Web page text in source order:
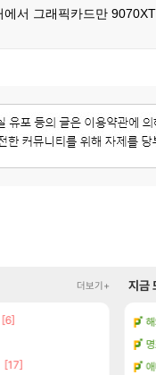
서 그래픽카드만
더보기+
[6]
[17]
지금
치 공략 (89개)
정